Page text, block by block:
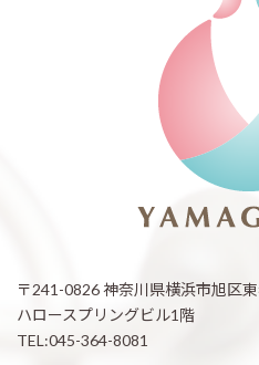
〒241-0826 神奈川県横浜市旭区
ハロースプリングビル1階
TEL:045-364-8081